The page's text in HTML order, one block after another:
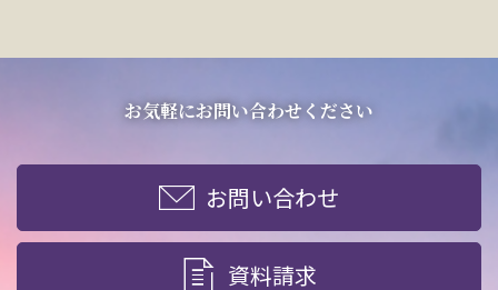
お気軽にお問い合わせください
お問い合わせ
資料請求